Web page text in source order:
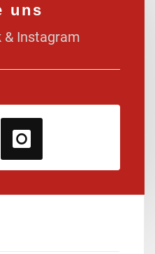
uns
& Instagram